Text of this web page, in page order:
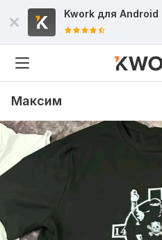
Kwork для Android
Максим